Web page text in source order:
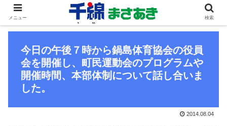
今日の午後７時から鍋島体育協会の役員
会を開催し、町民運動会のプログラムや
開催時間、本部体制について話し合いま
した。
2014.08.04
メニュー 検索